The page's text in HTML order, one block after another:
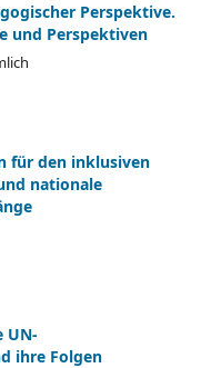
Perspektive.
und Perspektiven
für den inklusiven
nationale
UN-
ihre Folgen